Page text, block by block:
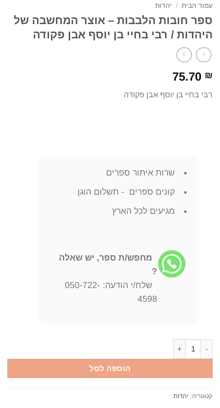
עמוד הבית / יהדות
ספר חובות הלבבות – אוצר המחשבה של
היהדות / רבי בחיי בן יוסף אבן פקודה
75.70 ₪
רבי בחיי בן יוסף אבן פקודה
שרות איתור ספרים
קונים ספרים - תשלום הוגן
מגיעים לכל הארץ
מחפש/ת ספר, יש שאלה
?
שלח/י הודעה: 050-722-
4598
הוספה לסל
קטגוריה: יהדות